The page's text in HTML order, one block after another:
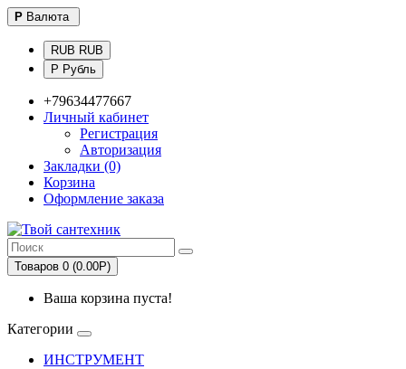
Р Валюта
RUB RUB
Р Рубль
+79634477667
Личный кабинет
Регистрация
Авторизация
Закладки (0)
Корзина
Оформление заказа
Товаров 0 (0.00Р)
Ваша корзина пуста!
Категории
ИНСТРУМЕНТ